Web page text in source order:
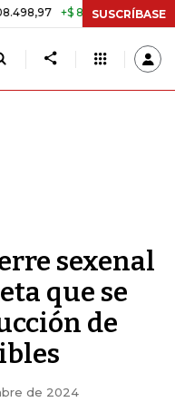
+$ 8.753,81 +2,19%
SUSCRÍBASE
sexenal
que se
de
de 2024